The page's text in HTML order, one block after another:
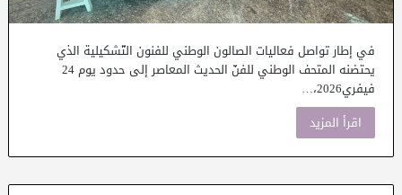
في إطار تواصل فعاليات الصالون الوطني للفنون التّشكيلية الذي
يحتضنه المتحف الوطني للفنّ الحديث المعاصر إلى حدود يوم 24
فيفري2026،…
اقرأ المزيد